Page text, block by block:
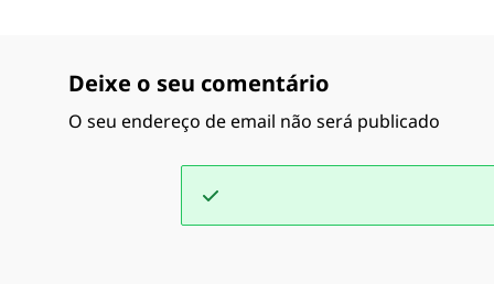
Deixe o seu comentário
O seu endereço de email não será publicado